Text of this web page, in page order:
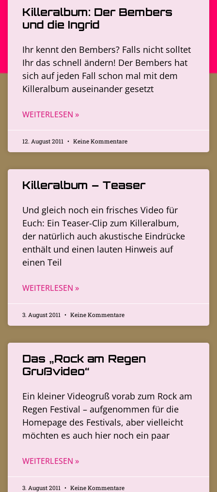
Killeralbum: Der Bembers
und die Ingrid
Ihr kennt den Bembers? Falls nicht solltet
Ihr das schnell ändern! Der Bembers hat
sich auf jeden Fall schon mal mit dem
Killeralbum auseinander gesetzt
WEITERLESEN »
12. August 2011 Keine Kommentare
Killeralbum – Teaser
Und gleich noch ein frisches Video für
Euch: Ein Teaser-Clip zum Killeralbum,
der natürlich auch akustische Eindrücke
enthält und einen lauten Hinweis auf
einen Teil
WEITERLESEN »
3. August 2011 Keine Kommentare
Das „Rock am Regen
Grußvideo“
Ein kleiner Videogruß vorab zum Rock am
Regen Festival – aufgenommen für die
Homepage des Festivals, aber vielleicht
möchten es auch hier noch ein paar
WEITERLESEN »
3. August 2011 Keine Kommentare